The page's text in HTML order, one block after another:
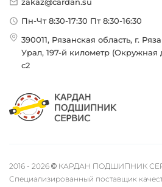
zakaz@cardan.su
Пн-Чт 8:30-17:30 Пт 8:30-16:30
390011, Рязанская область, г.
Урал, 197-й километр (Окружная
с2
2016 - 2026 © КАРДАН ПОДШИПНИК
Специализированный поставщик